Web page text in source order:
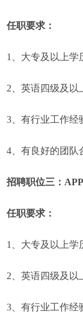
任职要求：
1、大专及以上学
2、英语四级及以
3、有行业工作经
4、有良好的团队
招聘职位三：
任职要求：
1、大专及以上学
2、英语四级及以
3、有行业工作经